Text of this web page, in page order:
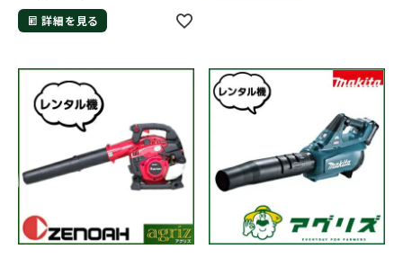
詳細を見る